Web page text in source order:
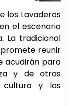
los Lavaderos
el escenario
La tradicional
promete reunir
acudirán para
y de otras
cultura y las